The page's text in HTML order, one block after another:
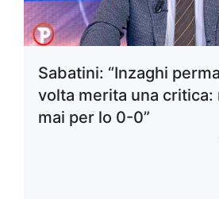
Sabatini: “Inzaghi
volta merita una critica:
mai per lo 0-0”